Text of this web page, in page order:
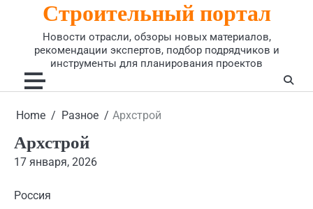
Строительный портал
Новости отрасли, обзоры новых материалов,
рекомендации экспертов, подбор подрядчиков и
инструменты для планирования проектов
Home Разное Архстрой
Архстрой
17 января, 2026
Россия